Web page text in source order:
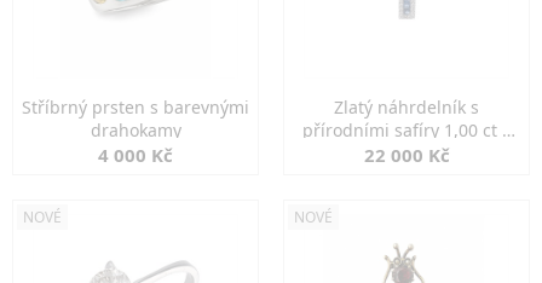
Stříbrný prsten s barevnými
drahokamy
4 000 Kč
Zlatý náhrdelník s
přírodními safíry 1,00 ct a
diamanty
22 000 Kč
NOVÉ NOVÉ